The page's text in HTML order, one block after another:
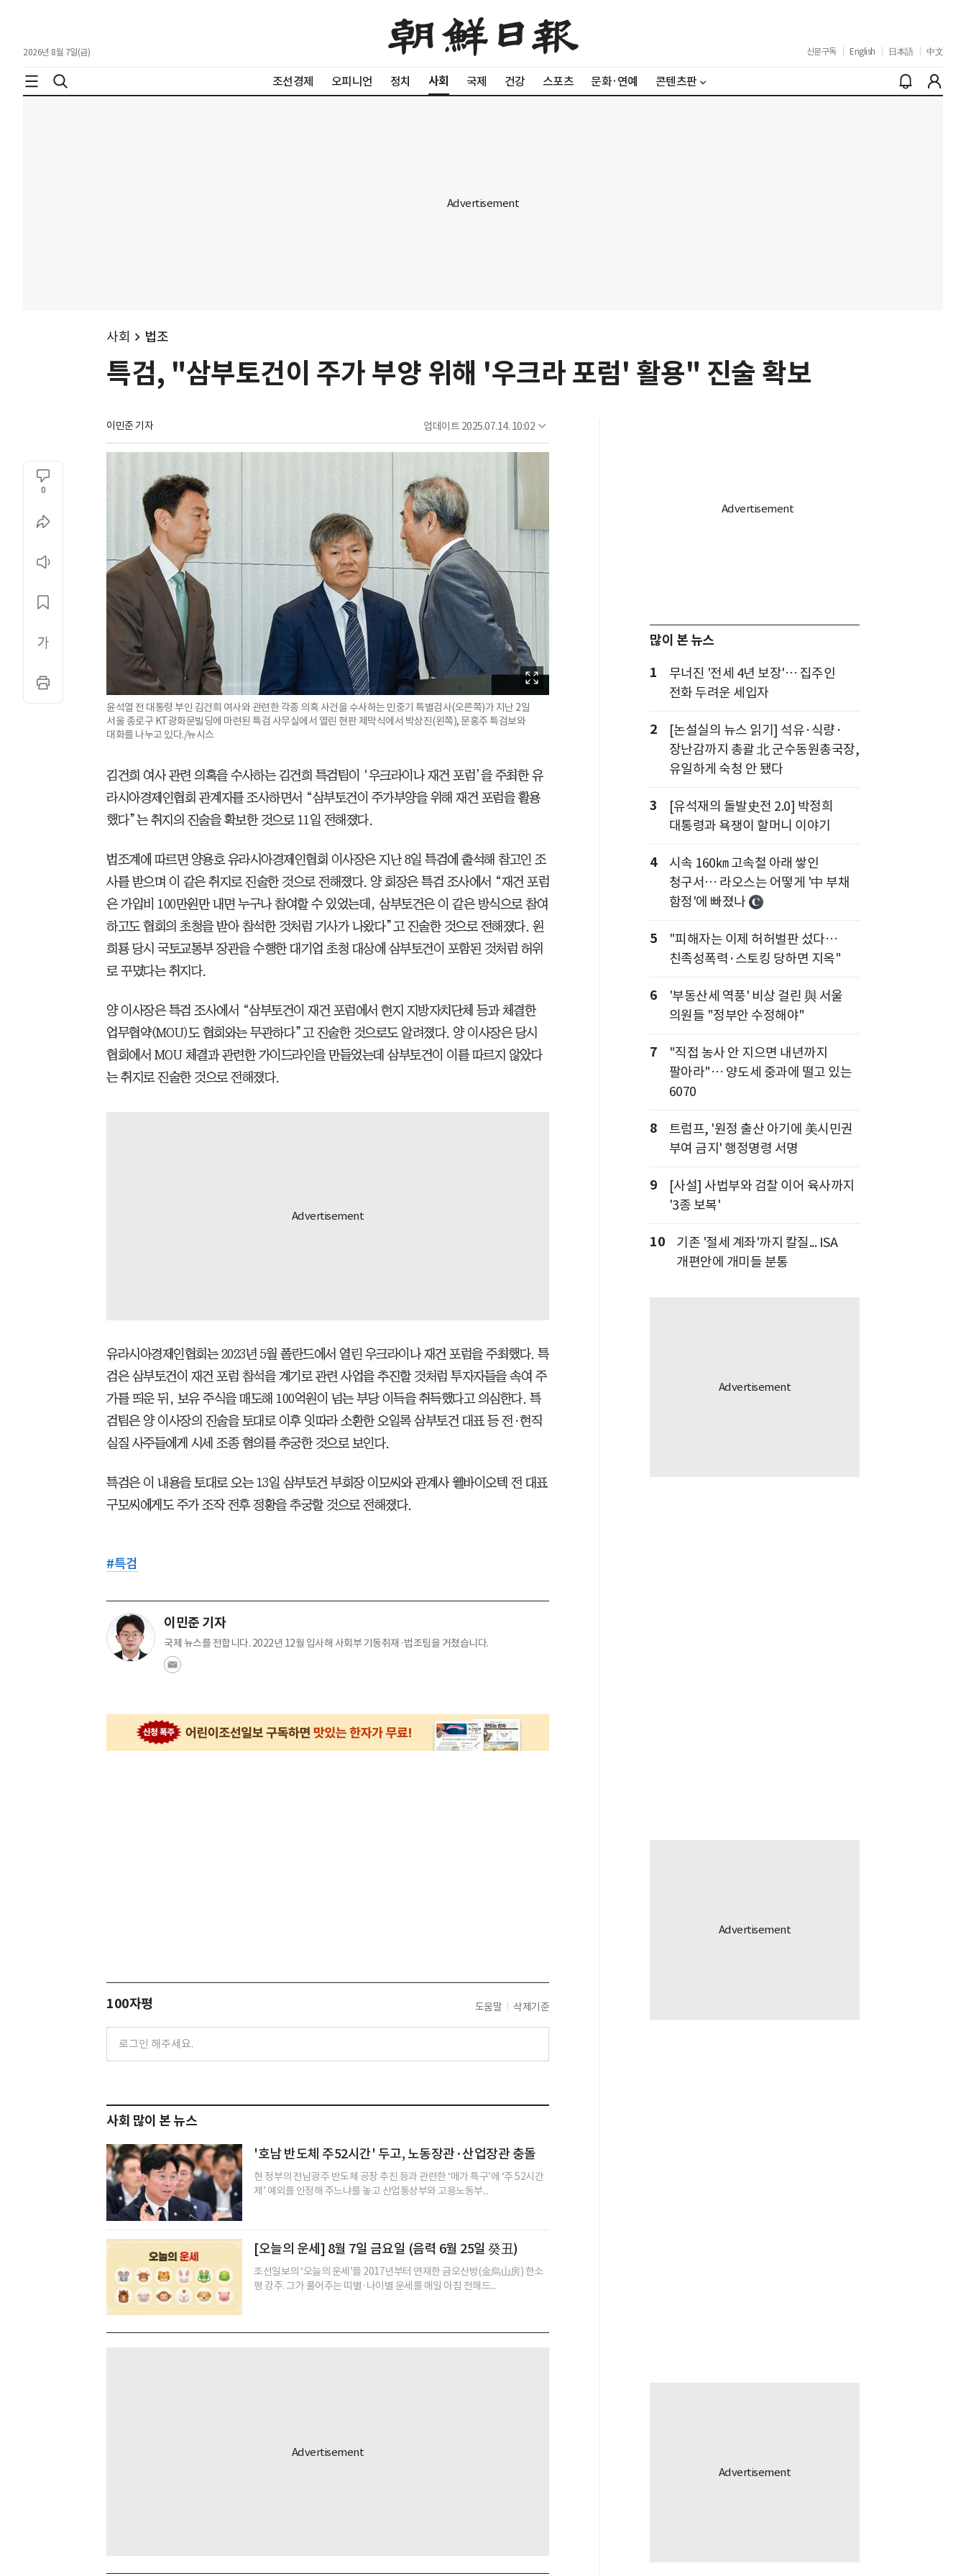
2026년 8월 7일(금) 신문구독 English 日本語 中文
조선경제 오피니언 정치 사회 국제 건강 스포츠 문화·연예 콘텐츠판
사회 법조
특검, "삼부토건이 주가 부양 위해 '우크라 포럼' 활용" 진술 확보
이민준 기자 업데이트 2025.07.14. 10:02
0
윤석열 전 대통령 부인 김건희 여사와 관련한 각종 의혹 사건을 수사하는 민중기 특별검사(오른쪽)가 지난 2일
서울 종로구 KT광화문빌딩에 마련된 특검 사무실에서 열린 현판 제막식에서 박상진(왼쪽), 문홍주 특검보와
대화를 나누고 있다./뉴시스
김건희 여사 관련 의혹을 수사하는 김건희 특검팀이 ‘우크라이나 재건 포럼’을 주최한 유
라시아경제인협회 관계자를 조사하면서 “삼부토건이 주가부양을 위해 재건 포럼을 활용
했다”는 취지의 진술을 확보한 것으로 11일 전해졌다.
법조계에 따르면 양용호 유라시아경제인협회 이사장은 지난 8일 특검에 출석해 참고인 조
사를 받으며 이 같은 취지로 진술한 것으로 전해졌다. 양 회장은 특검 조사에서 “재건 포럼
은 가입비 100만원만 내면 누구나 참여할 수 있었는데, 삼부토건은 이 같은 방식으로 참여
하고도 협회의 초청을 받아 참석한 것처럼 기사가 나왔다”고 진술한 것으로 전해졌다. 원
희룡 당시 국토교통부 장관을 수행한 대기업 초청 대상에 삼부토건이 포함된 것처럼 허위
로 꾸몄다는 취지다.
양 이사장은 특검 조사에서 “삼부토건이 재건 포럼에서 현지 지방자치단체 등과 체결한
업무협약(MOU)도 협회와는 무관하다”고 진술한 것으로도 알려졌다. 양 이사장은 당시
협회에서 MOU 체결과 관련한 가이드라인을 만들었는데 삼부토건이 이를 따르지 않았다
는 취지로 진술한 것으로 전해졌다.
유라시아경제인협회는 2023년 5월 폴란드에서 열린 우크라이나 재건 포럼을 주최했다. 특
검은 삼부토건이 재건 포럼 참석을 계기로 관련 사업을 추진할 것처럼 투자자들을 속여 주
가를 띄운 뒤, 보유 주식을 매도해 100억원이 넘는 부당 이득을 취득했다고 의심한다. 특
검팀은 양 이사장의 진술을 토대로 이후 잇따라 소환한 오일록 삼부토건 대표 등 전·현직
실질 사주들에게 시세 조종 혐의를 추궁한 것으로 보인다.
특검은 이 내용을 토대로 오는 13일 삼부토건 부회장 이모씨와 관계사 웰바이오텍 전 대표
구모씨에게도 주가 조작 전후 정황을 추궁할 것으로 전해졌다.
#특검
이민준 기자
국제 뉴스를 전합니다. 2022년 12월 입사해 사회부 기동취재·법조팀을 거쳤습니다.
100자평 도움말 삭제기준
사회 많이 본 뉴스
'호남 반도체 주52시간' 두고, 노동장관·산업장관 충돌
현 정부의 전남광주 반도체 공장 추진 등과 관련한 ‘메가 특구’에 ‘주 52시간
제’ 예외를 인정해 주느냐를 놓고 산업통상부와 고용노동부...
[오늘의 운세] 8월 7일 금요일 (음력 6월 25일 癸丑)
조선일보의 ‘오늘의 운세’를 2017년부터 연재한 금오산방(金烏山房) 한소
평 강주. 그가 풀어주는 띠별·나이별 운세를 매일 아침 전해드...
많이 본 뉴스
1
무너진 '전세 4년 보장'… 집주인
전화 두려운 세입자
2
[논설실의 뉴스 읽기] 석유·식량·
장난감까지 총괄 北 군수동원총국장,
유일하게 숙청 안 됐다
3
[유석재의 돌발史전 2.0] 박정희
대통령과 욕쟁이 할머니 이야기
4
시속 160㎞ 고속철 아래 쌓인
청구서… 라오스는 어떻게 '中 부채
함정'에 빠졌나
5
"피해자는 이제 허허벌판 섰다…
친족성폭력·스토킹 당하면 지옥"
6
'부동산세 역풍' 비상 걸린 與 서울
의원들 "정부안 수정해야"
7
"직접 농사 안 지으면 내년까지
팔아라"… 양도세 중과에 떨고 있는
6070
8
트럼프, '원정 출산 아기에 美시민권
부여 금지' 행정명령 서명
9
[사설] 사법부와 검찰 이어 육사까지
'3종 보복'
10
기존 '절세 계좌'까지 칼질... ISA
개편안에 개미들 분통